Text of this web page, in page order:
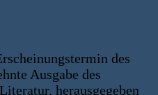
des
Ausgabe des
herausgegeben